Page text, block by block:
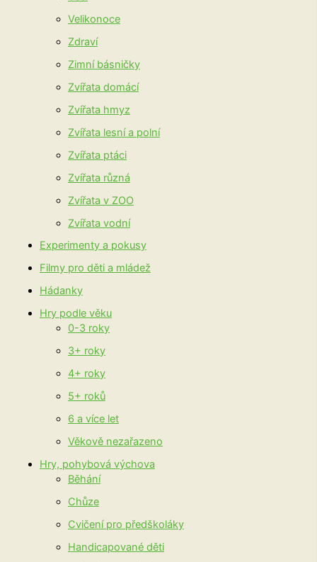
Velikonoce
Zdraví
Zimní básničky
Zvířata domácí
Zvířata hmyz
Zvířata lesní a polní
Zvířata ptáci
Zvířata různá
Zvířata v ZOO
Zvířata vodní
Experimenty a pokusy
Filmy pro děti a mládež
Hádanky
Hry podle věku
0-3 roky
3+ roky
4+ roky
5+ roků
6 a více let
Věkově nezařazeno
Hry, pohybová výchova
Běhání
Chůze
Cvičení pro předškoláky
Handicapované děti